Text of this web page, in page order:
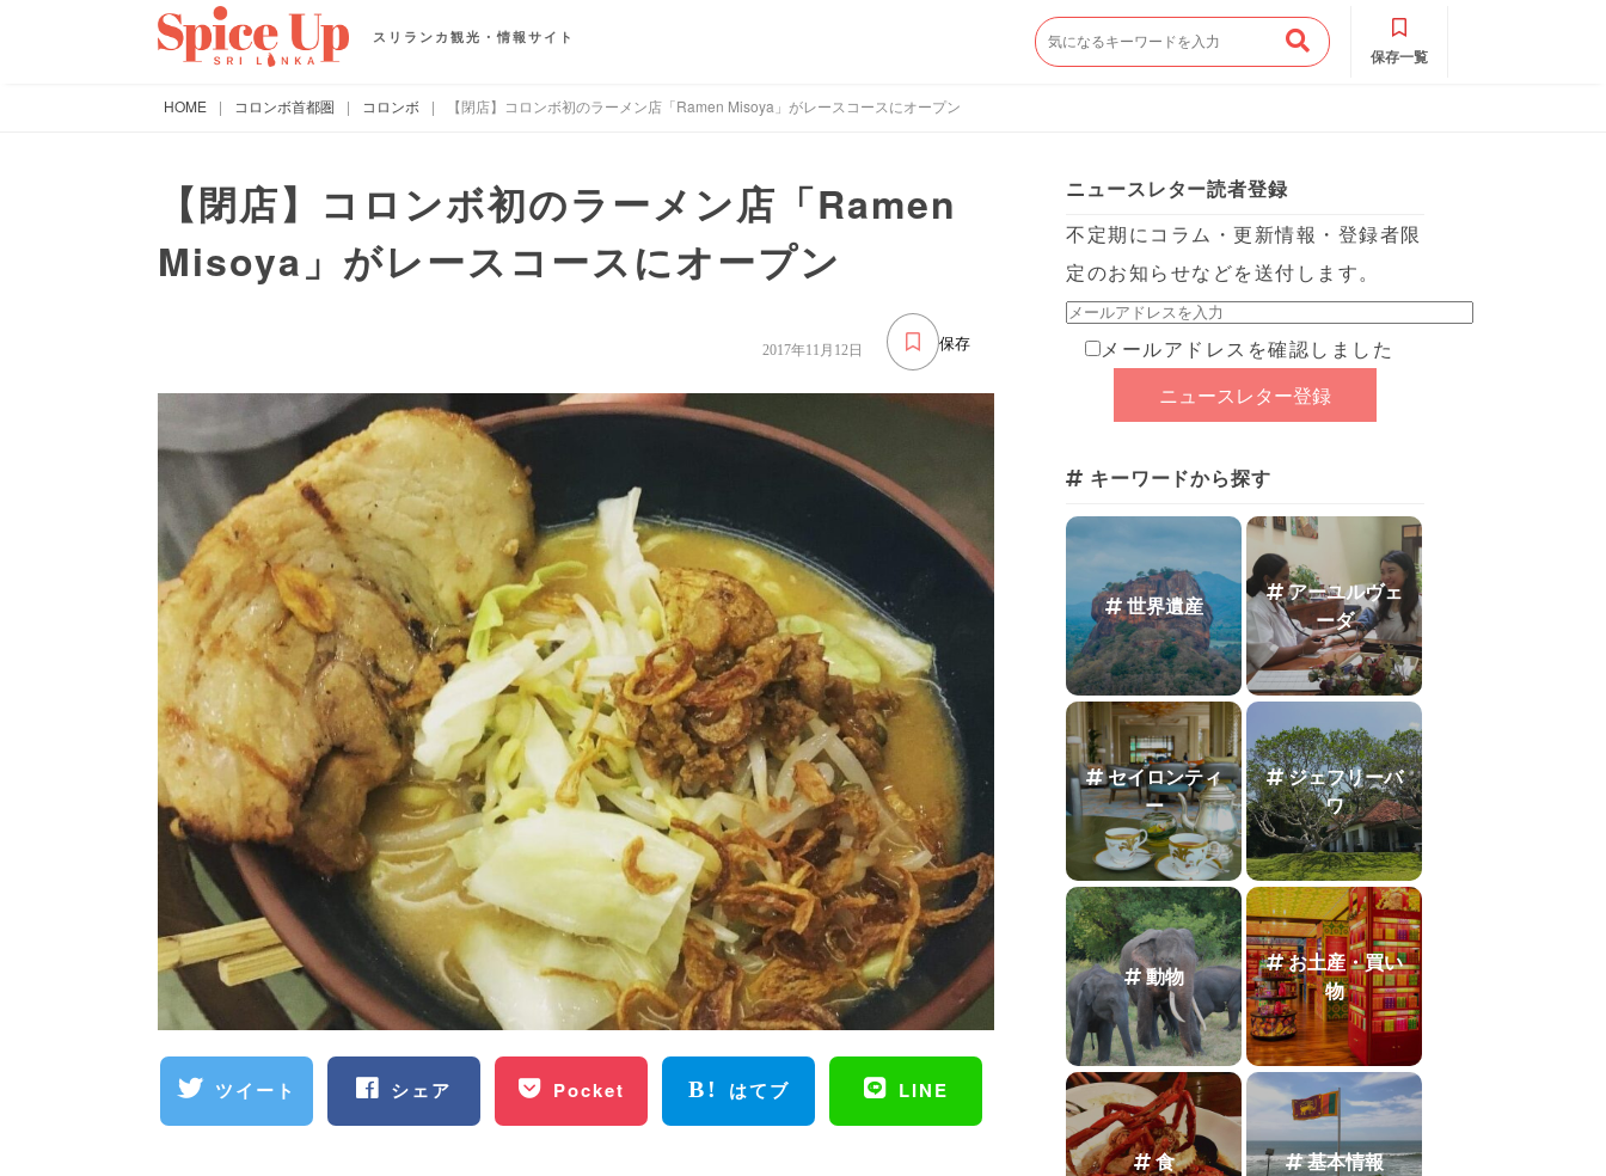
スリランカ観光・情報サイト
保存一覧
HOME | コロンボ首都圏 | コロンボ | 【閉店】コロンボ初のラーメン店「Ramen Misoya」がレースコースにオープン
【閉店】コロンボ初のラーメン店「Ramen
Misoya」がレースコースにオープン
保存
2017年11月12日
ツイート シェア Pocket はてブ LINE
ニュースレター読者登録
不定期にコラム・更新情報・登録者限
定のお知らせなどを送付します。
メールアドレスを確認しました
キーワードから探す
世界遺産
アーユルヴェ
ーダ
セイロンティ
ー
ジェフリーバ
ワ
動物
お土産・買い
物
食 基本情報